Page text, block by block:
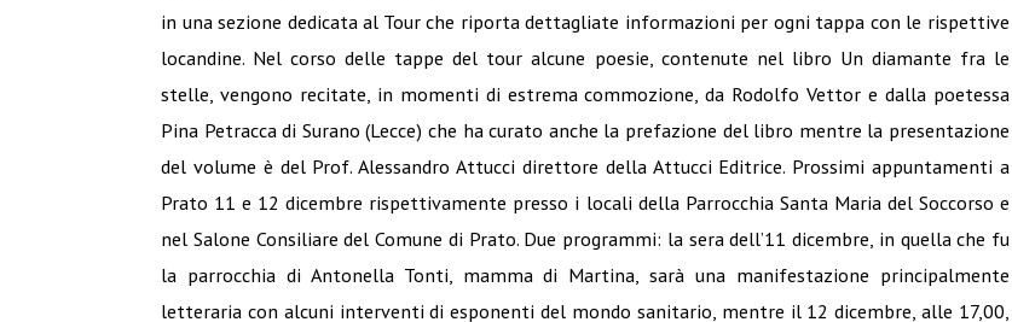
in una sezione dedicata al Tour che riporta dettagliate informazioni per ogni tappa con le rispettive
locandine. Nel corso delle tappe del tour alcune poesie, contenute nel libro Un diamante fra le
stelle, vengono recitate, in momenti di estrema commozione, da Rodolfo Vettor e dalla poetessa
Pina Petracca di Surano (Lecce) che ha curato anche la prefazione del libro mentre la presentazione
del volume è del Prof. Alessandro Attucci direttore della Attucci Editrice. Prossimi appuntamenti a
Prato 11 e 12 dicembre rispettivamente presso i locali della Parrocchia Santa Maria del Soccorso e
nel Salone Consiliare del Comune di Prato. Due programmi: la sera dell’11 dicembre, in quella che fu
la parrocchia di Antonella Tonti, mamma di Martina, sarà una manifestazione principalmente
letteraria con alcuni interventi di esponenti del mondo sanitario, mentre il 12 dicembre, alle 17,00,